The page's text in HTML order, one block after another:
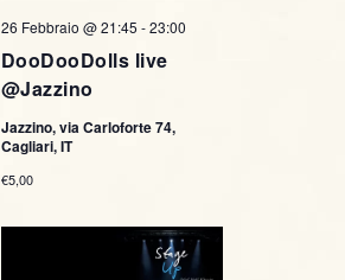
DooDooDolls live
@Jazzino
26 Febbraio @ 21:45 -23:00
Jazzino, via Carloforte 74,
Cagliari, IT
€5,00